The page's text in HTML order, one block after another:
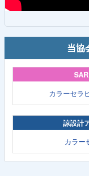
当協
カラーセラ
諒設計
カラー